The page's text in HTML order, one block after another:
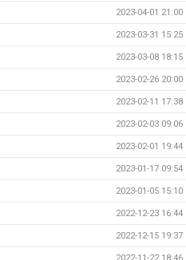
2023-04-01 21:00
2023-03-31 15:25
2023-03-08 18:15
2023-02-26 20:00
2023-02-11 17:38
2023-02-03 09:06
2023-02-01 19:44
2023-01-17 09:54
2023-01-05 15:10
2022-12-23 16:44
2022-12-15 19:37
2022-11-22 18:46